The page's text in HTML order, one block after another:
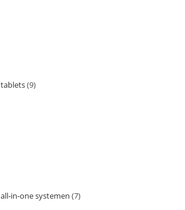
tablets 9
all-in-one systemen 7